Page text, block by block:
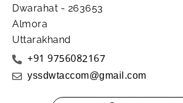
Dwarahat - 263653
Almora
Uttarakhand
+91 9756082167
yssdwtaccom@gmail.com